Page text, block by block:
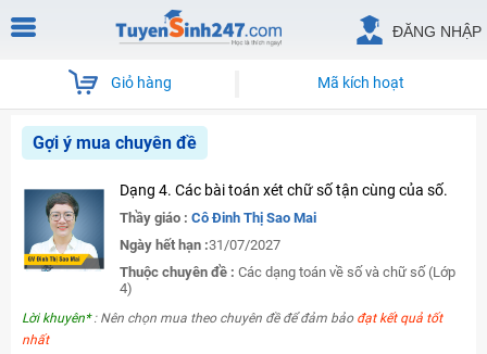
ĐĂNG NHẬP
Giỏ hàng Mã kích hoạt
Gợi ý mua chuyên đề
Dạng 4. Các bài toán xét chữ số tận cùng của số.
Thầy giáo : Cô Đinh Thị Sao Mai
Ngày hết hạn :31/07/2027
Thuộc chuyên đề : Các dạng toán về số và chữ số (Lớp
4)
Lời khuyên*: Nên chọn mua theo chuyên đề để đảm bảo đạt kết quả tốt
nhất